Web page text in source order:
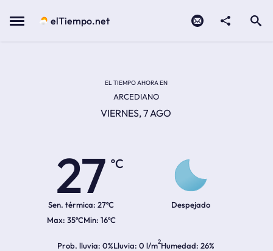
Menu elTiempo.net
EL TIEMPO AHORA EN
ARCEDIANO
VIERNES, 7 AGO
27
ºC
Sen. térmica: 27ºC
35ºC 16ºC
Despejado
Prob. lluvia 0%Lluvia 0 l/m2Humedad 26%